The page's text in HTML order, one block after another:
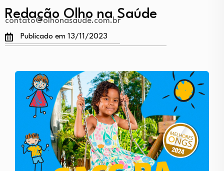
Redação Olho na Saúde
contato@olhonasaude.com.br
Publicado em 13/11/2023